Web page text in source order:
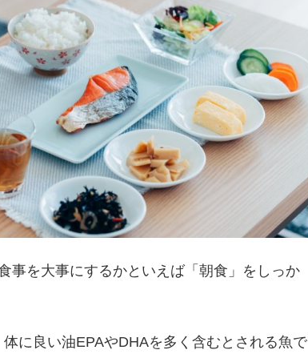
事を大事にするかといえば「朝食」をしっか
に良い油EPAやDHAを多く含むとされる魚で